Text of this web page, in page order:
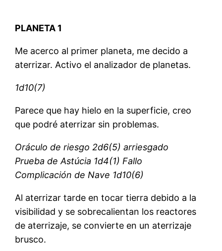
PLANETA 1
Me acerco al primer planeta, me decido a
aterrizar. Activo el analizador de planetas.
1d10(7)
Parece que hay hielo en la superficie, creo
que podré aterrizar sin problemas.
Oráculo de riesgo 2d6(5) arriesgado
Prueba de Astúcia 1d4(1) Fallo
Complicación de Nave 1d10(6)
Al aterrizar tarde en tocar tierra debido a la
visibilidad y se sobrecalientan los reactores
de aterrizaje, se convierte en un aterrizaje
brusco.